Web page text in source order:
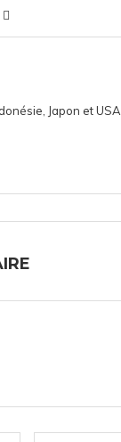
Japon et USA.